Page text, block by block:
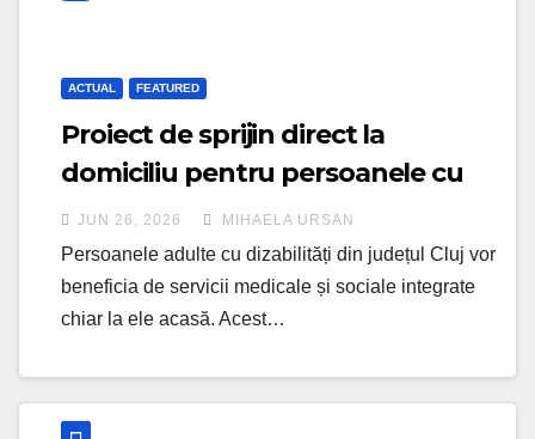
ACTUAL FEATURED
Proiect de sprijin direct la
domiciliu pentru persoanele cu
dizabilități din Cluj
JUN 26, 2026 MIHAELA URSAN
Persoanele adulte cu dizabilități din județul Cluj vor
beneficia de servicii medicale și sociale integrate
chiar la ele acasă. Acest…